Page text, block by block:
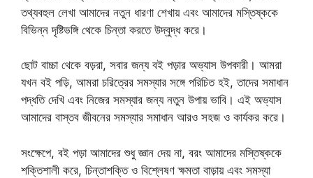
তথ্যবহুল লেখা আমাদের নতুন ধারণা শেখায় এবং আমাদের মস্তিষ্ককে
বিভিন্ন দৃষ্টিভঙ্গি থেকে চিন্তা করতে উদ্বুদ্ধ করে।
ছোট বাচ্চা থেকে বড়রা, সবার জন্য বই পড়ার অভ্যাস উপকারী। আমরা
যখন বই পড়ি, আমরা চরিত্রের সমস্যার সঙ্গে পরিচিত হই, তাদের সমাধান
পদ্ধতি দেখি এবং নিজের সমস্যার জন্য নতুন উপায় ভাবি। এই অভ্যাস
আমাদের বাস্তব জীবনের সমস্যার সমাধান আরও সহজ ও কার্যকর করে।
সংক্ষেপে, বই পড়া আমাদের শুধু জ্ঞান দেয় না, বরং আমাদের মস্তিষ্ককে
শক্তিশালী করে, চিন্তাশক্তি ও বিশ্লেষণ ক্ষমতা বাড়ায় এবং সমস্যা